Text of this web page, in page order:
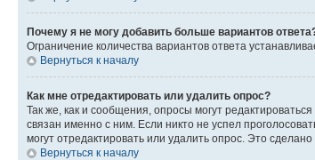
Почему я не могу добавить больше вариантов
Ограничение количества вариантов ответа
Вернуться к началу
Как мне отредактировать или удалить опрос?
Так же, как и сообщения, опросы могут
связан именно с ним. Если никто не успел
могут отредактировать или удалить опрос. Это
Вернуться к началу